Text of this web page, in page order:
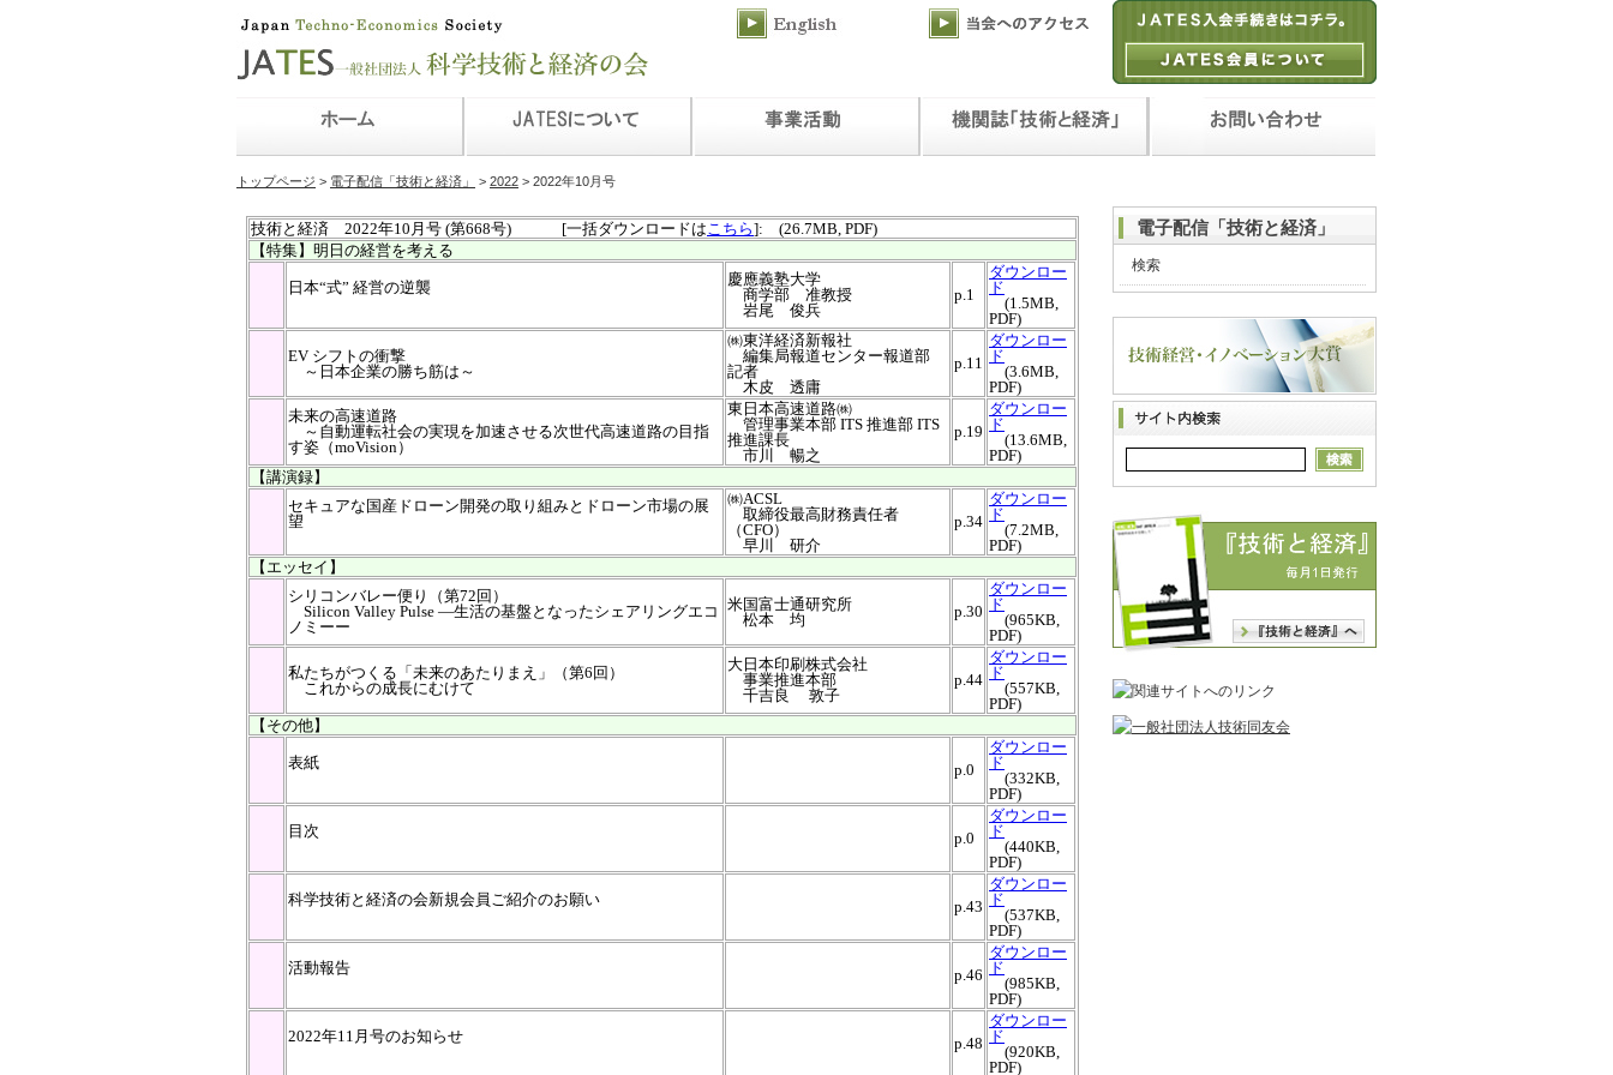
トップページ > 電子配信「技術と経済」 > 2022 > 2022年10月号
電子配信「技術と経済」
検索